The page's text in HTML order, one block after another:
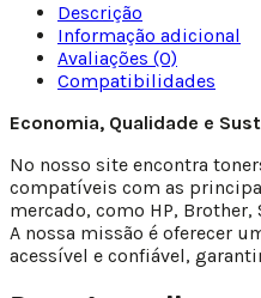
Descrição
Informação adicional
Avaliações (0)
Compatibilidades
Economia, Qualidade e
No nosso site encontra
compatíveis com as
mercado, como HP,
A nossa missão é oferecer
acessível e confiável,